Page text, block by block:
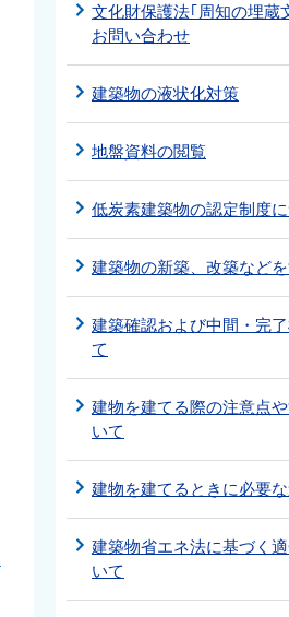
文化財保護法｢周知の埋蔵
お問い合わせ
建築物の液状化対策
地盤資料の閲覧
低炭素建築物の認定制度
建築物の新築、改築など
建築確認および中間・完
て
建物を建てる際の注意点
いて
建物を建てるときに必要
建築物省エネ法に基づく
いて